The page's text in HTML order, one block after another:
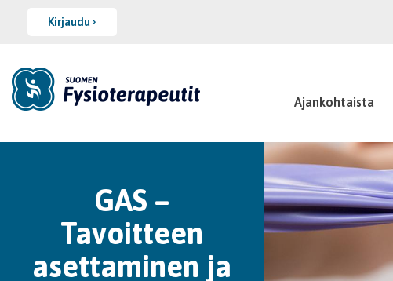
Kirjaudu
Ajankohtaista
GAS –
Tavoitteen
asettaminen ja